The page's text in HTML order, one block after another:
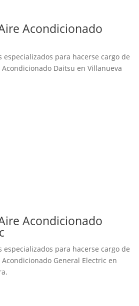
Acondicionado
especializados para hacerse cargo de
Daitsu en Villanueva
Acondicionado
especializados para hacerse cargo de
General Electric en